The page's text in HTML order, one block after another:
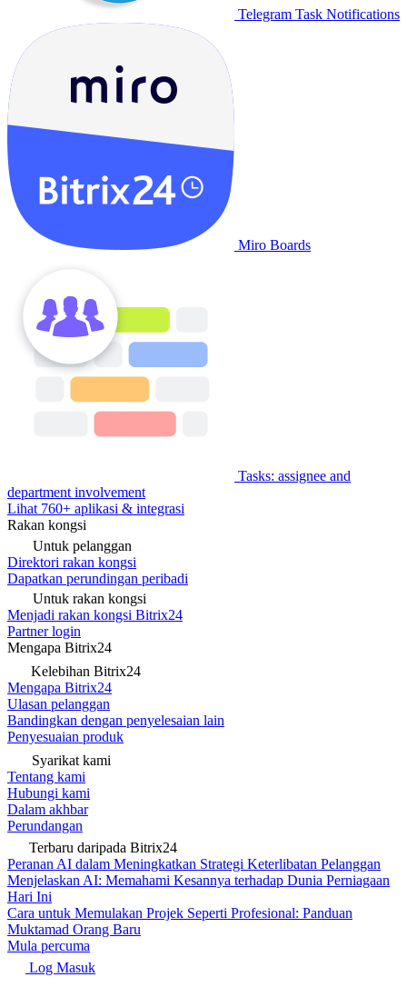
Telegram Task Notifications
Miro Boards
Tasks: assignee and
department involvement
Lihat 760+ aplikasi & integrasi
Rakan kongsi
Untuk pelanggan
Direktori rakan kongsi
Dapatkan perundingan peribadi
Untuk rakan kongsi
Menjadi rakan kongsi Bitrix24
Partner login
Mengapa Bitrix24
Kelebihan Bitrix24
Mengapa Bitrix24
Ulasan pelanggan
Bandingkan dengan penyelesaian lain
Penyesuaian produk
Syarikat kami
Tentang kami
Hubungi kami
Dalam akhbar
Perundangan
Terbaru daripada Bitrix24
Peranan AI dalam Meningkatkan Strategi Keterlibatan Pelanggan
Menjelaskan AI: Memahami Kesannya terhadap Dunia Perniagaan
Hari Ini
Cara untuk Memulakan Projek Seperti Profesional: Panduan
Muktamad Orang Baru
Mula percuma
Log Masuk